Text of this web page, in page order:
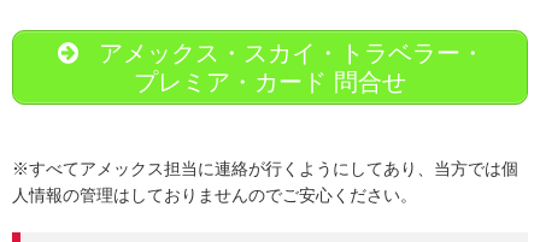
アメックス・スカイ・トラベラー・
プレミア・カード 問合せ
※すべてアメックス担当に連絡が行くようにしてあり、当方では個
人情報の管理はしておりませんのでご安心ください。